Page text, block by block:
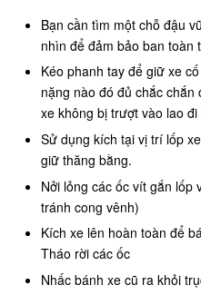
Bạn cần tìm một chỗ đậu
nhìn để đảm bảo ban toàn
Kéo phanh tay để giữ xe
nặng nào đó đủ chắc
xe không bị trượt vào lao
Sử dụng kích tại vị trí lốp
giữ thăng bằng.
Nởi lỏng các ốc vít gắn
tránh cong vênh)
Kích xe lên hoàn toàn để
Tháo rời các ốc
Nhấc bánh xe cũ ra khỏi